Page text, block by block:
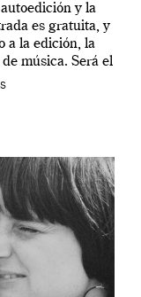
y la
es gratuita, y
a la edición, la
música. Será el